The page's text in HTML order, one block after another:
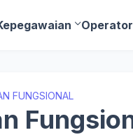
FUNGSIONAL